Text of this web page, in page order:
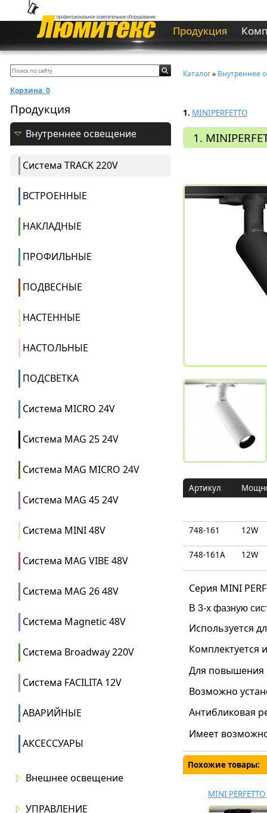
Продукция
Корзина:0
Продукция
Внутреннее освещение
Система ТRACK 220V
ВСТРОЕННЫЕ
НАКЛАДНЫЕ
ПРОФИЛЬНЫЕ
ПОДВЕСНЫЕ
НАСТЕННЫЕ
НАСТОЛЬНЫЕ
ПОДСВЕТКА
Система MICRO 24V
Система MAG 25 24V
Система MAG MICRO 24V
Система MAG 45 24V
Система MINI 48V
Система MAG VIBE 48V
Система MAG 26 48V
Система Magnetic 48V
Система Broadway 220V
Система FACILITA 12V
АВАРИЙНЫЕ
АКСЕССУАРЫ
Внешнее освещение
УПРАВЛЕНИЕ
Каталог» Внутреннее
1. MINIPERFETTO
1.
Артикул
748-161 12W
748-161A 12W
Серия MINI
В 3-х фазную
Используется
Комплектуется
Для повышения
Возможно
Антибликовая
Имеет
Похожие товары:
TWIST96 ROUND
MINI